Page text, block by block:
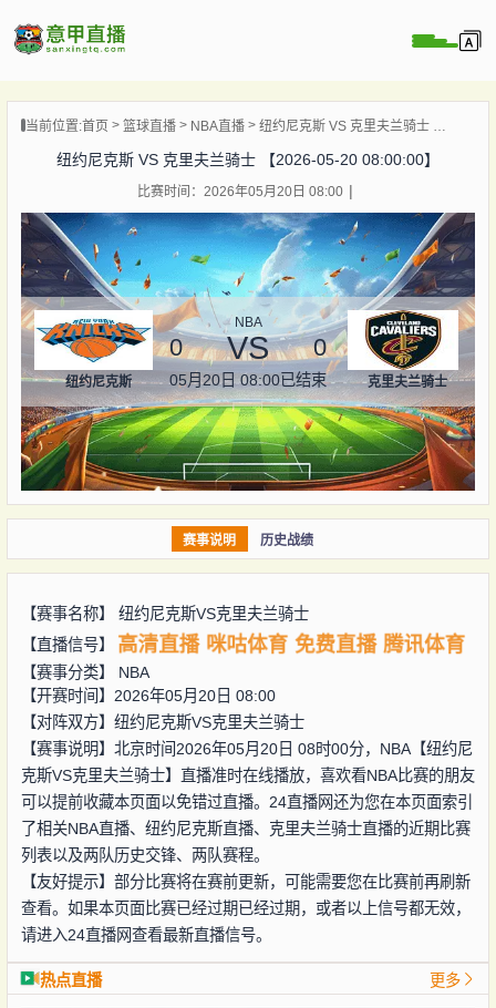
播
像
闻
当前位置:首页 篮球直播 NBA直播 纽约尼克斯 VS 克里夫兰骑士 【2026-05-20 08:00:00】
纽约尼克斯 VS 克里夫兰骑士 【2026-05-20 08:00:00】
比赛时间：2026年05月20日 08:00
纽约尼克斯
NBA
0 VS 0
05月20日 08:00已结束 克里夫兰骑士
赛事说明 历史战绩
【赛事名称】 纽约尼克斯VS克里夫兰骑士
【直播信号】
高清直播 咪咕体育 免费直播 腾讯体育
【赛事分类】 NBA
【开赛时间】2026年05月20日 08:00
【对阵双方】 纽约尼克斯VS克里夫兰骑士
【赛事说明】北京时间2026年05月20日 08时00分，NBA【纽约尼
克斯VS克里夫兰骑士】直播准时在线播放，喜欢看NBA比赛的朋友
可以提前收藏本页面以免错过直播。24直播网还为您在本页面索引
了相关NBA直播、纽约尼克斯直播、克里夫兰骑士直播的近期比赛
列表以及两队历史交锋、两队赛程。
【友好提示】部分比赛将在赛前更新，可能需要您在比赛前再刷新
查看。如果本页面比赛已经过期已经过期，或者以上信号都无效，
请进入24直播网查看最新直播信号。
热点直播 更多